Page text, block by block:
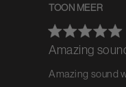
Amazing
Amazing sound
TOON MEER